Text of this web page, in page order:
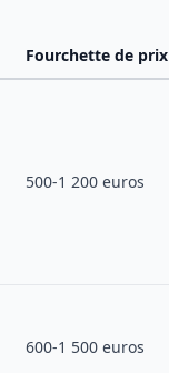
Fourchette de prix
500-1 200 euros
600-1 500 euros